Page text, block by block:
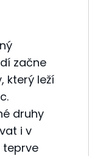
začne
který leží
druhy
i v
teprve